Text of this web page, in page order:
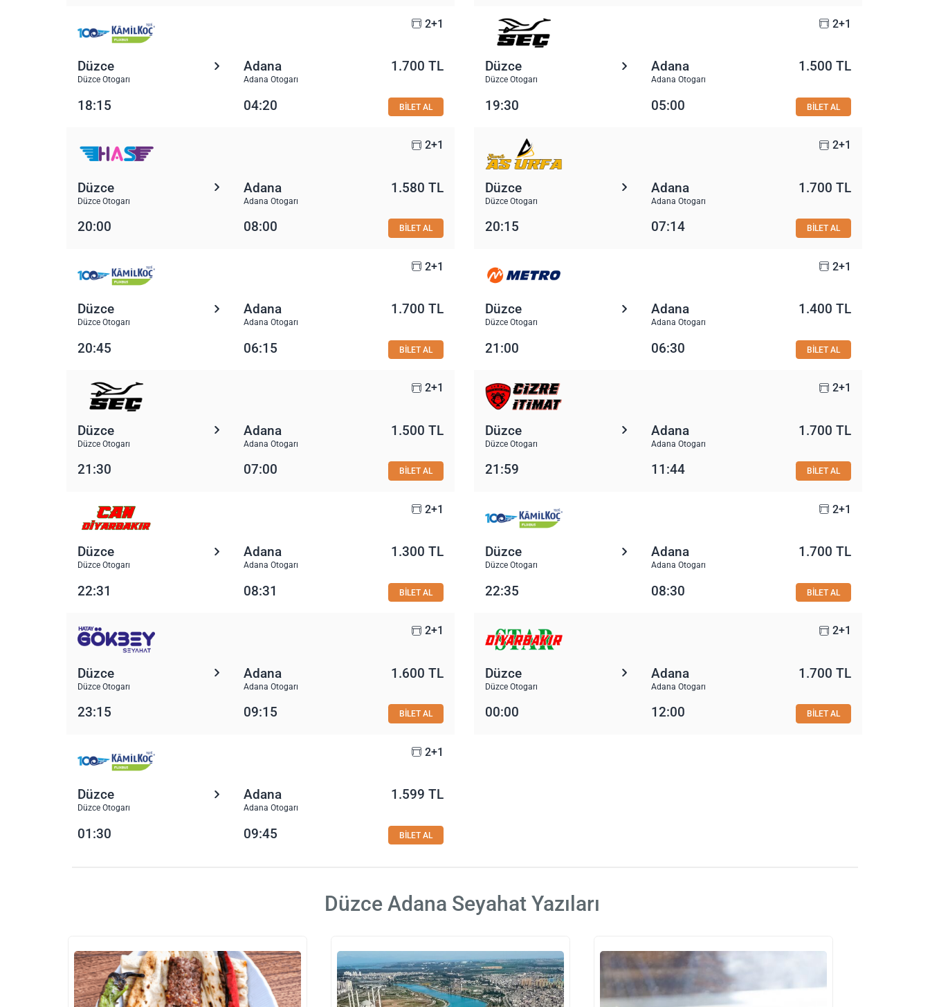
2+1
Düzce
Düzce Otogarı
Adana
Adana Otogarı
1.700 TL
18:15 04:20 BİLET AL
2+1
Düzce
Düzce Otogarı
Adana
Adana Otogarı
1.500 TL
19:30 05:00 BİLET AL
2+1
Düzce
Düzce Otogarı
Adana
Adana Otogarı
1.580 TL
20:00 08:00 BİLET AL
2+1
Düzce
Düzce Otogarı
Adana
Adana Otogarı
1.700 TL
20:15 07:14 BİLET AL
2+1
Düzce
Düzce Otogarı
Adana
Adana Otogarı
1.700 TL
20:45 06:15 BİLET AL
2+1
Düzce
Düzce Otogarı
Adana
Adana Otogarı
1.400 TL
21:00 06:30 BİLET AL
2+1
Düzce
Düzce Otogarı
Adana
Adana Otogarı
1.500 TL
21:30 07:00 BİLET AL
2+1
Düzce
Düzce Otogarı
Adana
Adana Otogarı
1.700 TL
21:59 11:44 BİLET AL
2+1
Düzce
Düzce Otogarı
Adana
Adana Otogarı
1.300 TL
22:31 08:31 BİLET AL
2+1
Düzce
Düzce Otogarı
Adana
Adana Otogarı
1.700 TL
22:35 08:30 BİLET AL
2+1
Düzce
Düzce Otogarı
Adana
Adana Otogarı
1.600 TL
23:15 09:15 BİLET AL
2+1
Düzce
Düzce Otogarı
Adana
Adana Otogarı
1.700 TL
00:00 12:00 BİLET AL
2+1
Düzce
Düzce Otogarı
Adana
Adana Otogarı
1.599 TL
01:30 09:45 BİLET AL
Düzce Adana Seyahat Yazıları